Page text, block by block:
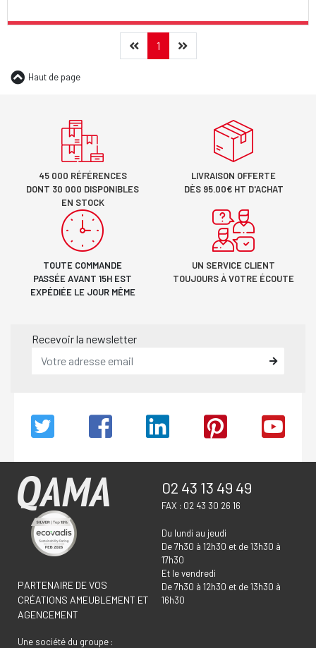
Précédent
1(current)Suivant
Haut de page
45 000 RÉFÉRENCES
DONT 30 000 DISPONIBLES
EN STOCK
LIVRAISON OFFERTE
DÈS 95.00€ HT D'ACHAT
TOUTE COMMANDE
PASSÉE AVANT 15H EST
EXPÉDIÉE LE JOUR MÊME
UN SERVICE CLIENT
TOUJOURS À VOTRE ÉCOUTE
Recevoir la newsletter
PARTENAIRE DE VOS
CRÉATIONS AMEUBLEMENT ET
AGENCEMENT
Une société du groupe :
02 43 13 49 49
FAX : 02 43 30 26 16
Du lundi au jeudi
De 7h30 à 12h30 et de 13h30 à
17h30
Et le vendredi
De 7h30 à 12h30 et de 13h30 à
16h30